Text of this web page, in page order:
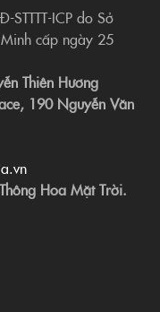
ICP do Sở
Minh cấp ngày 25
Thiên Hương
190 Nguyễn Văn
Hoa Mặt Trời.